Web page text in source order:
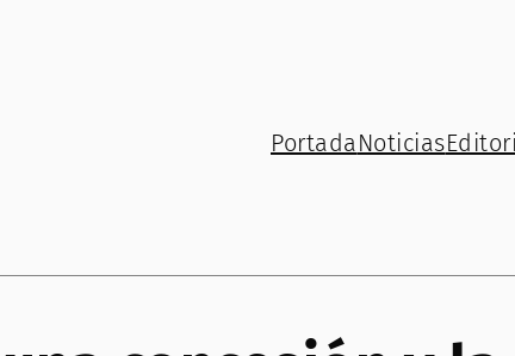
Portada Noticias